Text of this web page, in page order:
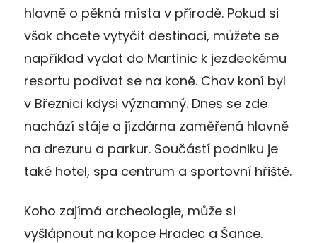
hlavně o pěkná místa v přírodě. Pokud si
však chcete vytyčit destinaci, můžete se
například vydat do Martinic k jezdeckému
resortu podívat se na koně. Chov koní byl
v Březnici kdysi významný. Dnes se zde
nachází stáje a jízdárna zaměřená hlavně
na drezuru a parkur. Součástí podniku je
také hotel, spa centrum a sportovní hřiště.
Koho zajímá archeologie, může si
vyšlápnout na kopce Hradec a Šance.